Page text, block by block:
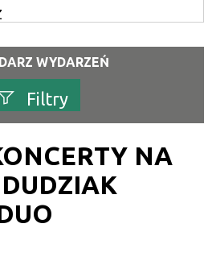
WYDARZEŃ
Filtry
w zakresie
NA